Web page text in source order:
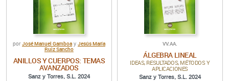
por José Manuel Gamboay Jesús María
Ruiz Sancho
ANILLOS Y CUERPOS: TEMAS
AVANZADOS
Sanz y Torres, S.L. 2024
VV.AA.
ÁLGEBRA LINEAL
IDEAS, RESULTADOS, MÉTODOS Y
APLICACIONES
Sanz y Torres, S.L. 2024